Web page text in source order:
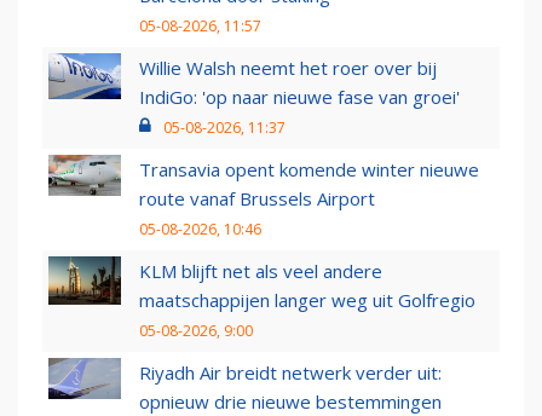
05-08-2026, 11:57
Willie Walsh neemt het roer over bij
IndiGo: 'op naar nieuwe fase van groei'
05-08-2026, 11:37
Transavia opent komende winter nieuwe
route vanaf Brussels Airport
05-08-2026, 10:46
KLM blijft net als veel andere
maatschappijen langer weg uit Golfregio
05-08-2026, 9:00
Riyadh Air breidt netwerk verder uit:
opnieuw drie nieuwe bestemmingen